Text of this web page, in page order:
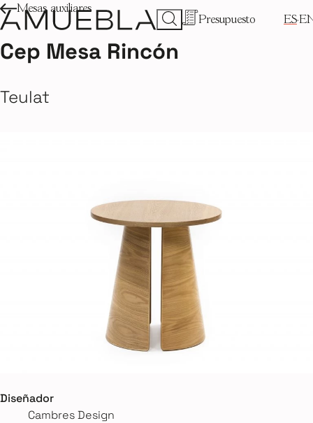
Presupuesto ES
Mesas auxiliares
Cep Mesa Rincón
Teulat
Diseñador
Cambres Design